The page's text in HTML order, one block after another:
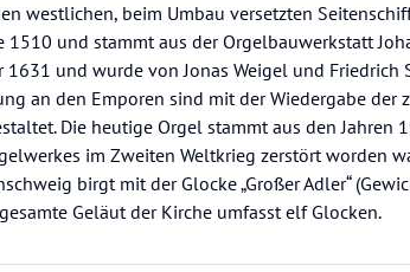
westlichen, beim Umbau versetzten
1510 und stammt aus der Orgelbauwerkstatt
und wurde von Jonas Weigel und Friedrich
an den Emporen sind mit der Wiedergabe der
Die heutige Orgel stammt aus den Jahren
im Zweiten Weltkrieg zerstört worden
birgt mit der Glocke „Großer Adler“
Geläut der Kirche umfasst elf Glocken.